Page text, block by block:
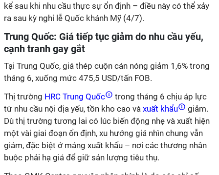
kể sau khi nhu cầu thực sự ổn định – điều này có thể xảy
ra sau kỳ nghỉ lễ Quốc khánh Mỹ (4/7).
Trung Quốc: Giá tiếp tục giảm do nhu cầu yếu,
cạnh tranh gay gắt
Tại Trung Quốc, giá thép cuộn cán nóng giảm 1,6% trong
tháng 6, xuống mức 475,5 USD/tấn FOB.
Thị trường HRC Trung Quốc
trong tháng 6 chịu áp lực
từ nhu cầu nội địa yếu, tồn kho cao và xuất khẩu
giảm.
Dù thị trường tương lai có lúc biến động nhẹ và xuất hiện
một vài giai đoạn ổn định, xu hướng giá nhìn chung vẫn
giảm, đặc biệt ở mảng xuất khẩu – nơi các thương nhân
buộc phải hạ giá để giữ sản lượng tiêu thụ.